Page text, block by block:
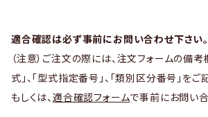
適合確認は必ず事前にお問い合わせ下さい。
（注意）ご注文の際には、注文フォームの備考
式」、「型式指定番号」、「類別区分番号」をご
もしくは、 適合確認フォームで事前にお問い